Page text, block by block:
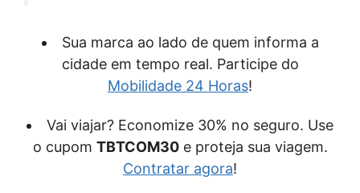
Sua marca ao lado de quem informa a
cidade em tempo real. Participe do
Mobilidade 24 Horas!
Vai viajar? Economize 30% no seguro. Use
o cupom TBTCOM30e proteja sua viagem.
Contratar agora!